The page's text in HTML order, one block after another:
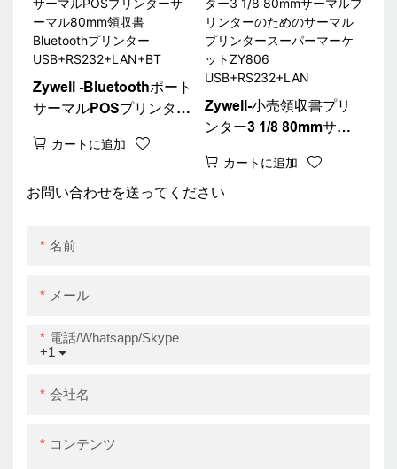
Zywell -Bluetoothポート
サーマルPOSプリンター
Bluetoothプリンター
カートに追加
Zywell-小売領収書プリ
ンター3 1/8 80mmサー
サーマルプリンタースー
パーマーケットZY806
カートに追加
お問い合わせを送ってください
名前
メール
+1
電話/whatsapp/skype
会社名
コンテンツ